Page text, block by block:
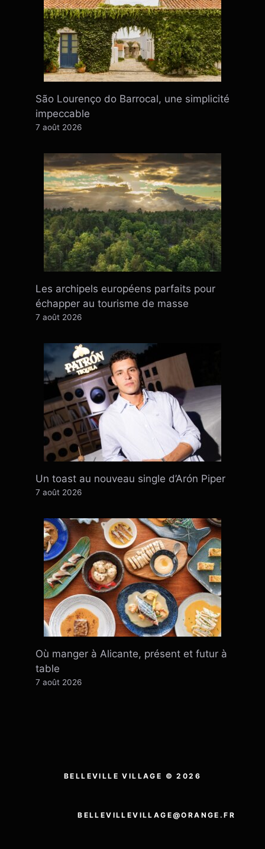
São Lourenço do Barrocal, une simplicité
impeccable
7 août 2026
Les archipels européens parfaits pour
échapper au tourisme de masse
7 août 2026
Un toast au nouveau single d’Arón Piper
7 août 2026
Où manger à Alicante, présent et futur à
table
7 août 2026
BELLEVILLE VILLAGE © 2026
BELLEVILLEVILLAGE@ORANGE.FR